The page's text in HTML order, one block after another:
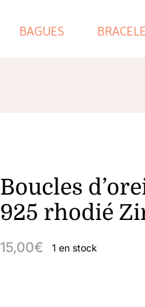
BAGUES
Boucles
925 rhodié
15,00€ 1 en stock